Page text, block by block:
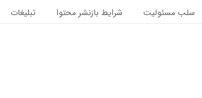
سلب مسئولیت شرایط بازنشر محتوا تبلیغات